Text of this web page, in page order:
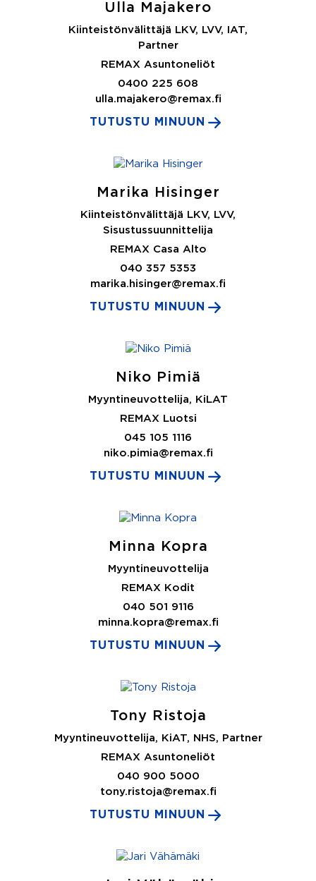
Ulla Majakero
Kiinteistönvälittäjä LKV, LVV, IAT,
Partner
REMAX Asuntoneliöt
0400 225 608
ulla.majakero@remax.fi
TUTUSTU MINUUN
Marika Hisinger
Kiinteistönvälittäjä LKV, LVV,
Sisustussuunnittelija
REMAX Casa Alto
040 357 5353
marika.hisinger@remax.fi
TUTUSTU MINUUN
Niko Pimiä
Myyntineuvottelija, KiLAT
REMAX Luotsi
045 105 1116
niko.pimia@remax.fi
TUTUSTU MINUUN
Minna Kopra
Myyntineuvottelija
REMAX Kodit
040 501 9116
minna.kopra@remax.fi
TUTUSTU MINUUN
Tony Ristoja
Myyntineuvottelija, KiAT, NHS, Partner
REMAX Asuntoneliöt
040 900 5000
tony.ristoja@remax.fi
TUTUSTU MINUUN